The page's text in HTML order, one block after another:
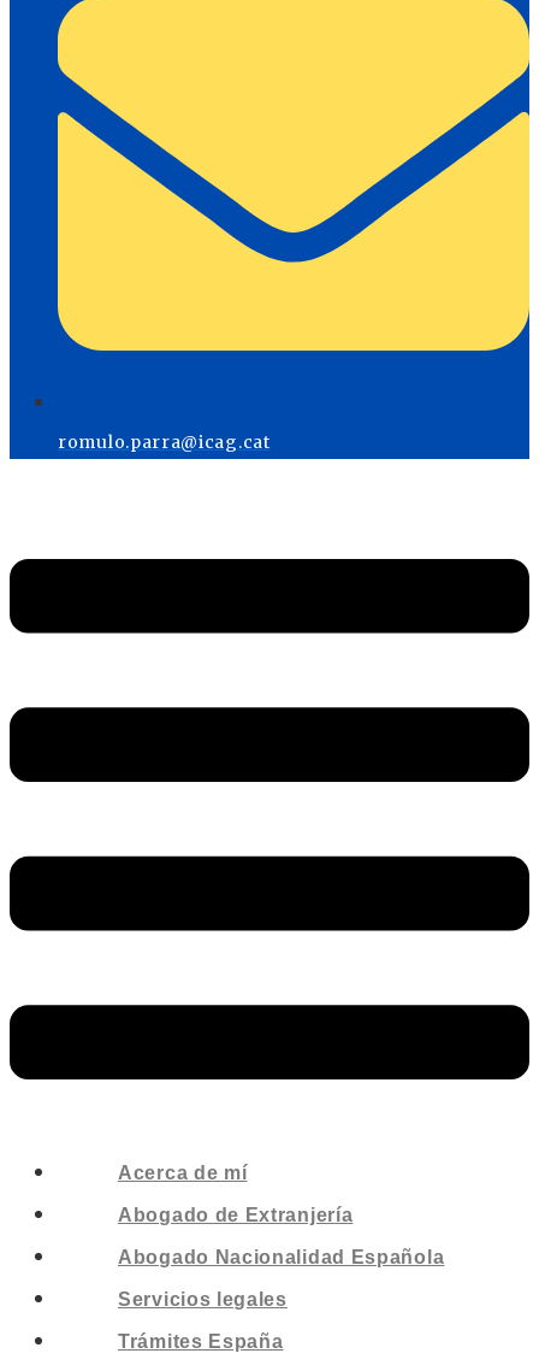
romulo.parra@icag.cat
Acerca de mí
Abogado de Extranjería
Abogado Nacionalidad Española
Servicios legales
Trámites España